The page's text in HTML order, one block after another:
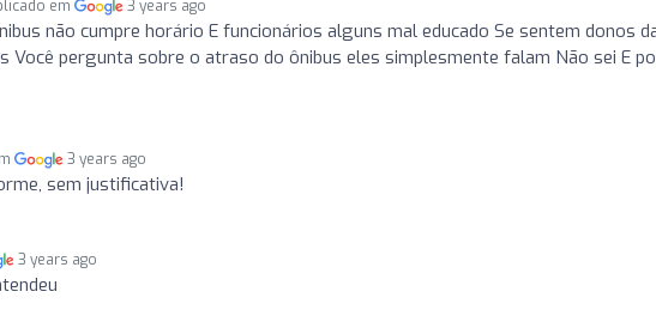
em 3 years ago
não cumpre horário E funcionários alguns mal educado Se sentem donos
pergunta sobre o atraso do ônibus eles simplesmente falam Não sei E
3 years ago
sem justificativa!
3 years ago